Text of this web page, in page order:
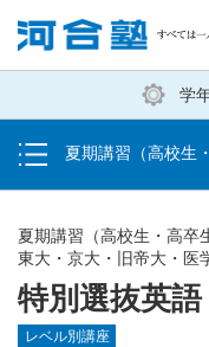
塾生の方
学
夏期講習（高校生
受講料・お申し込み方
受講開始までの流れ
校舎・教室一覧
特別選抜英語
夏期講習（高校生・高卒
東大・京大・旧帝大・医
レベル別講座